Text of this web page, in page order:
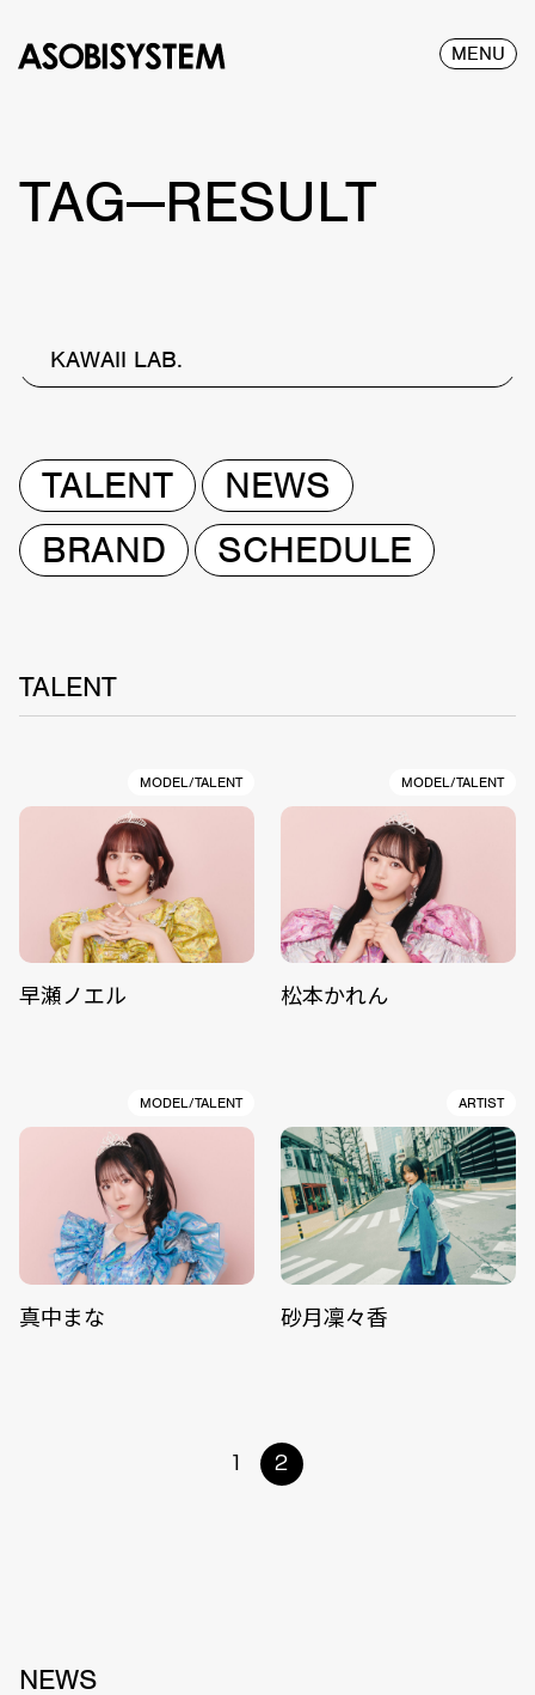
MENU
TAG—RESULT
KAWAII LAB.
TALENT
NEWS
BRAND
SCHEDULE
TALENT
MODEL/TALENT
早瀬ノエル
MODEL/TALENT
松本かれん
MODEL/TALENT
真中まな
ARTIST
砂月凜々香
1 2
NEWS